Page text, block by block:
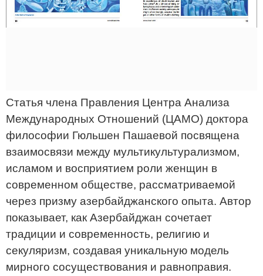
Статья члена Правления Центра Анализа
Международных Отношений (ЦАМО) доктора
философии Гюльшен Пашаевой посвящена
взаимосвязи между мультикультурализмом,
исламом и восприятием роли женщин в
современном обществе, рассматриваемой
через призму азербайджанского опыта. Автор
показывает, как Азербайджан сочетает
традиции и современность, религию и
секуляризм, создавая уникальную модель
мирного сосуществования и равноправия.